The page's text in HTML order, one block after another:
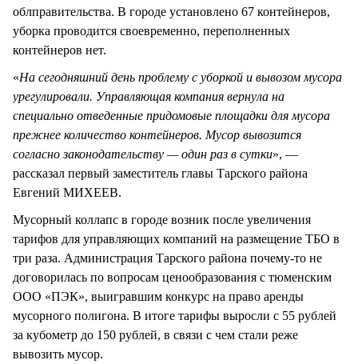
облправительства. В городе установлено 67 контейнеров,
уборка проводится своевременно, переполненных
контейнеров нет.
«На сегодняшний день проблему с уборкой и вывозом мусора
урегулировали. Управляющая компания вернула на
специально отведенные придомовые площадки для мусора
прежнее количество контейнеров. Мусор вывозится
согласно законодательству — один раз в сутки», —
рассказал первый заместитель главы Тарского района
Евгений МИХЕЕВ.
Мусорный коллапс в городе возник после увеличения
тарифов для управляющих компаний на размещение ТБО в
три раза. Администрация Тарского района почему-то не
договорилась по вопросам ценообразования с тюменским
ООО «ПЭК», выигравшим конкурс на право аренды
мусорного полигона. В итоге тарифы выросли с 55 рублей
за кубометр до 150 рублей, в связи с чем стали реже
вывозить мусор.